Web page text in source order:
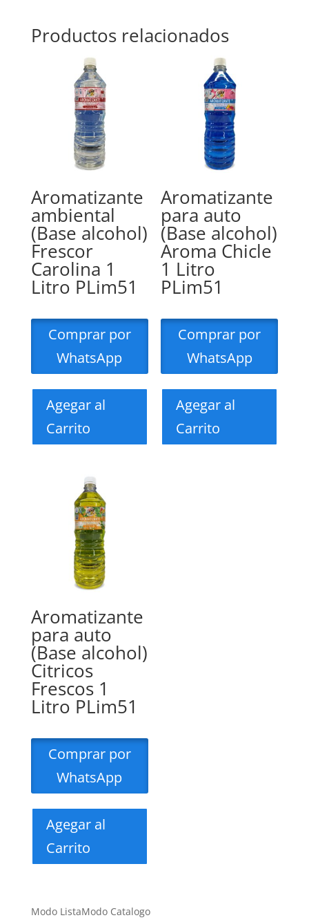
Productos relacionados
Aromatizante
ambiental
(Base alcohol)
Frescor
Carolina 1
Litro PLim51
Comprar por
WhatsApp
Agegar al
Carrito
Aromatizante
para auto
(Base alcohol)
Aroma Chicle
1 Litro
PLim51
Comprar por
WhatsApp
Agegar al
Carrito
Aromatizante
para auto
(Base alcohol)
Citricos
Frescos 1
Litro PLim51
Comprar por
WhatsApp
Agegar al
Carrito
Modo ListaModo Catalogo